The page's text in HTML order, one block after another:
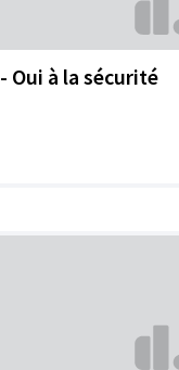
Oui à la sécurité